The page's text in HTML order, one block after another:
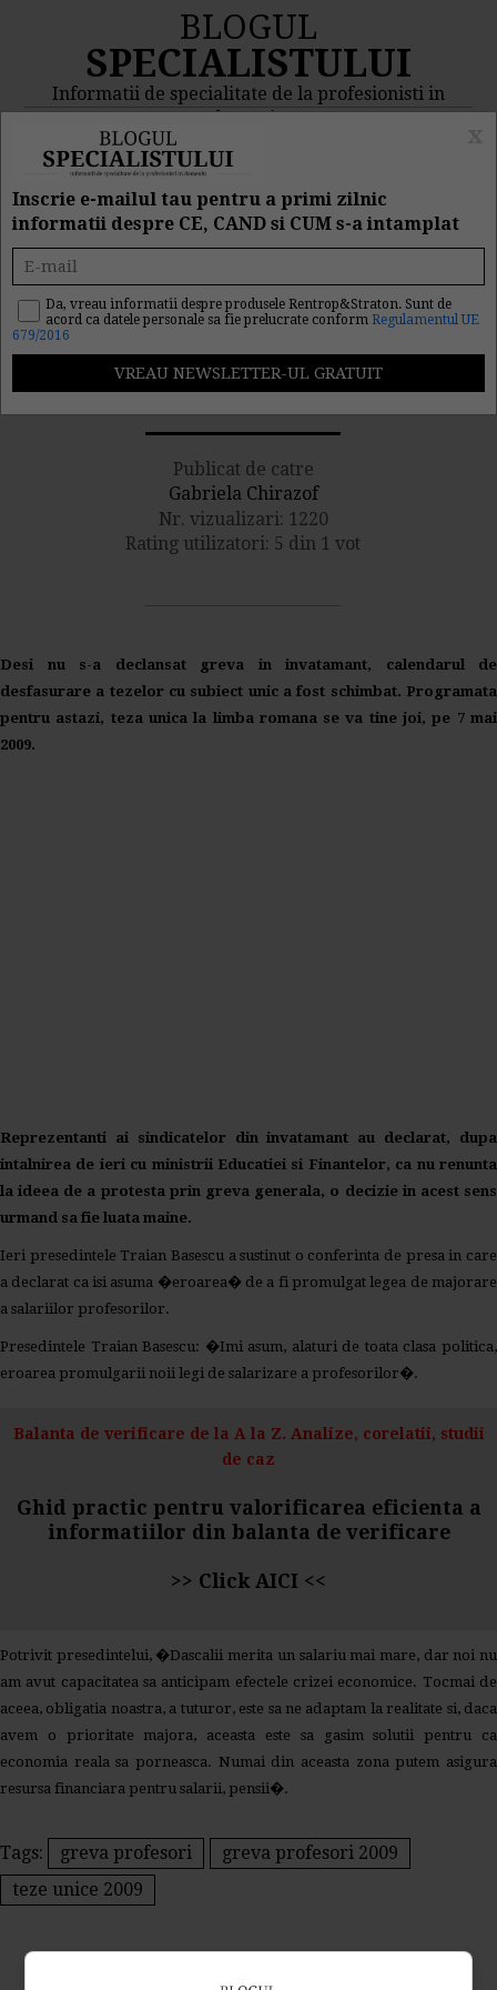
BLOGUL
SPECIALISTULUI
Informatii de specialitate de la profesionisti in
domeniu
MENIU
Promulgarea legii
majorarii salariale ale
profesorilor o eroare
05/05/2009
Publicat de catre
Gabriela Chirazof
Nr. vizualizari: 1220
Rating utilizatori: 5 din 1 vot
Desi nu s-a declansat greva in invatamant, calendarul de
desfasurare a tezelor cu subiect unic a fost schimbat. Programata
pentru astazi, teza unica la limba romana se va tine joi, pe 7 mai
2009.
Reprezentanti ai sindicatelor din invatamant au declarat, dupa
intalnirea de ieri cu ministrii Educatiei si Finantelor, ca nu renunta
la ideea de a protesta prin greva generala, o decizie in acest sens
urmand sa fie luata maine.
Ieri presedintele Traian Basescu a sustinut o conferinta de presa in care
a declarat ca isi asuma �eroarea� de a fi promulgat legea de majorare
a salariilor profesorilor.
Presedintele Traian Basescu: �Imi asum, alaturi de toata clasa politica,
eroarea promulgarii noii legi de salarizare a profesorilor�.
Balanta de verificare de la A la Z. Analize, corelatii, studii
de caz
Ghid practic pentru valorificarea eficienta a
informatiilor din balanta de verificare
>> Click AICI <<
Potrivit presedintelui, �Dascalii merita un salariu mai mare, dar noi nu
am avut capacitatea sa anticipam efectele crizei economice. Tocmai de
aceea, obligatia noastra, a tuturor, este sa ne adaptam la realitate si, daca
avem o prioritate majora, aceasta este sa gasim solutii pentru ca
economia reala sa porneasca. Numai din aceasta zona putem asigura
resursa financiara pentru salarii, pensii�.
Tags: greva profesori
greva profesori 2009
teze unice 2009
Inscrie e-mailul tau pentru a primi zilnic
informatii despre CE, CAND si CUM s-a intamplat
Da, vreau informatii despre produsele Rentrop&Straton. Sunt de
acord ca datele personale sa fie prelucrate conform Regulamentul UE
679/2016